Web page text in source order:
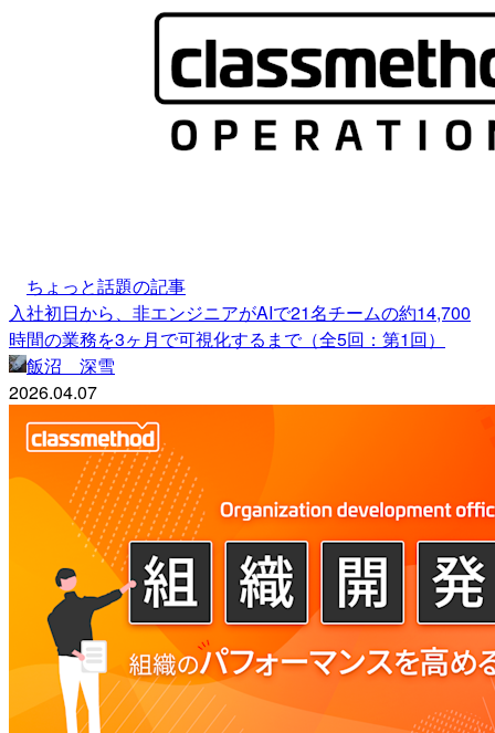
ちょっと話題の記事
入社初日から、非エンジニアがAIで21名チームの約14,700
時間の業務を3ヶ月で可視化するまで（全5回：第1回）
飯沼 深雪
2026.04.07